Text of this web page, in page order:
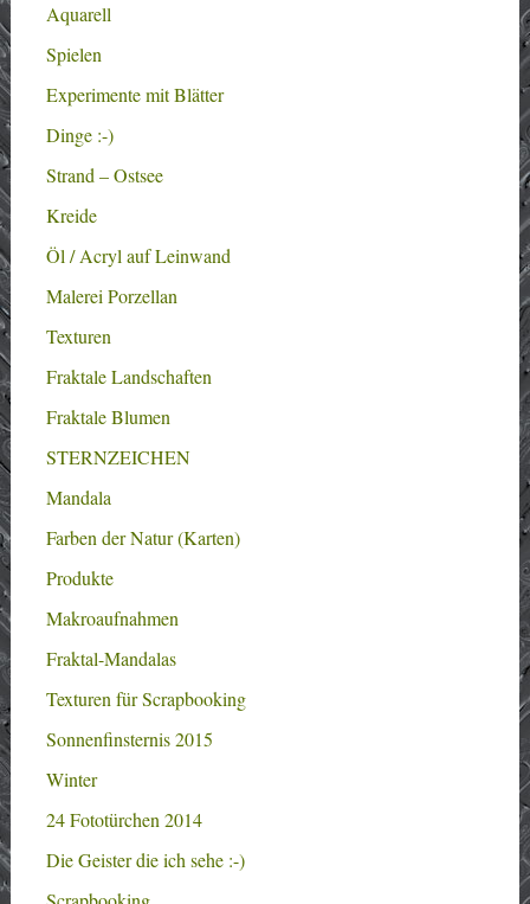
Aquarell
Spielen
Experimente mit Blätter
Dinge :-)
Strand – Ostsee
Kreide
Öl / Acryl auf Leinwand
Malerei Porzellan
Texturen
Fraktale Landschaften
Fraktale Blumen
STERNZEICHEN
Mandala
Farben der Natur (Karten)
Produkte
Makroaufnahmen
Fraktal-Mandalas
Texturen für Scrapbooking
Sonnenfinsternis 2015
Winter
24 Fototürchen 2014
Die Geister die ich sehe :-)